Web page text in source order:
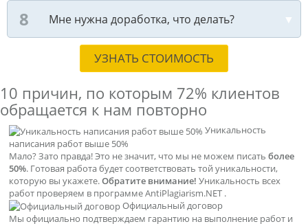
Мне нужна доработка, что делать?
УЗНАТЬ СТОИМОСТЬ
10 причин, по которым 72% клиентов
обращается к нам повторно
Уникальность
написания работ выше 50%
Мало? Зато правда! Это не значит, что мы не можем писать более
50%. Готовая работа будет соответствовать той уникальности,
которую вы укажете.Обратите внимание! Уникальность всех
работ проверяем в программе AntiPlagiarism.NET .
Официальный договор
Мы официально подтверждаем гарантию на выполнение работ и